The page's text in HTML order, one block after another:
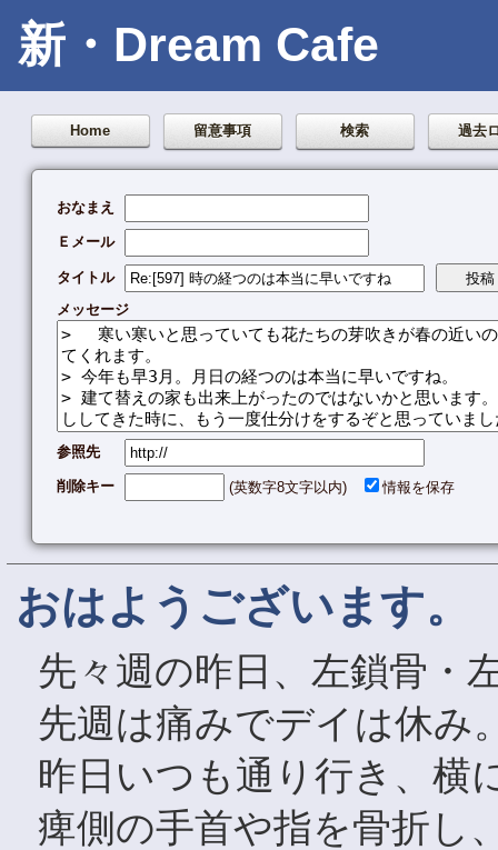
新・Dream Cafe
Home 留意事項 検索 過去
おなまえ
Ｅメール
タイトル
メッセージ
参照先
削除キー (英数字8文字以内) 情報を保存
おはようございます。
先々週の昨日、左鎖骨・
先週は痛みでデイは休み
昨日いつも通り行き、横
痺側の手首や指を骨折し